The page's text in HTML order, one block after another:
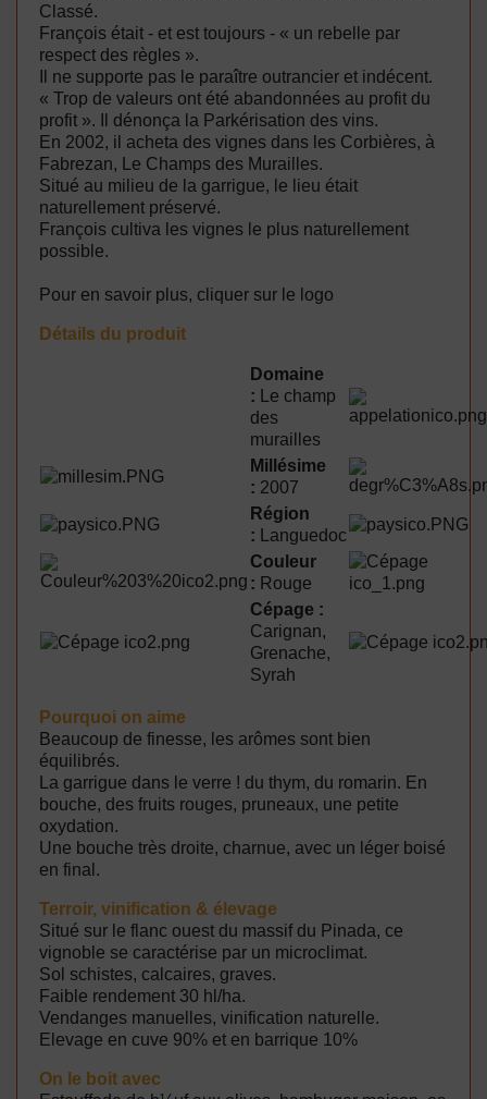
Classé.
François était - et est toujours - « un rebelle par
respect des règles ».
Il ne supporte pas le paraître outrancier et indécent.
« Trop de valeurs ont été abandonnées au profit du
profit ». Il dénonça la Parkérisation des vins.
En 2002, il acheta des vignes dans les Corbières, à
Fabrezan, Le Champs des Murailles.
Situé au milieu de la garrigue, le lieu était
naturellement préservé.
François cultiva les vignes le plus naturellement
possible.
Pour en savoir plus, cliquer sur le logo
Détails du produit
Domaine
: Le champ
des
murailles
Millésime
: 2007
Région
: Languedoc
Couleur
: Rouge
Cépage :
Carignan,
Grenache,
Syrah
Pourquoi on aime
Beaucoup de finesse, les arômes sont bien
équilibrés.
La garrigue dans le verre ! du thym, du romarin. En
bouche, des fruits rouges, pruneaux, une petite
oxydation.
Une bouche très droite, charnue, avec un léger boisé
en final.
Terroir, vinification & élevage
Situé sur le flanc ouest du massif du Pinada, ce
vignoble se caractérise par un microclimat.
Sol schistes, calcaires, graves.
Faible rendement 30 hl/ha.
Vendanges manuelles, vinification naturelle.
Elevage en cuve 90% et en barrique 10%
On le boit avec